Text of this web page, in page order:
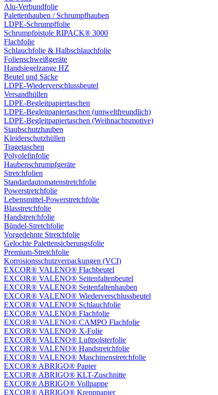
Alu-Verbundfolie
Palettenhauben / Schrumpfhauben
LDPE-Schrumpffolie
Schrumpfpistole RIPACK® 3000
Flachfolie
Schlauchfolie & Halbschlauchfolie
Folienschweißgeräte
Handsiegelzange HZ
Beutel und Säcke
LDPE-Wiederverschlussbeutel
Versandhüllen
LDPE-Begleitpapiertaschen
LDPE-Begleitpapiertaschen (umweltfreundlich)
LDPE-Begleitpapiertaschen (Weihnachtsmotive)
Staubschutzhauben
Kleiderschutzhüllen
Tragetaschen
Polyolefinfolie
Haubenschrumpfgeräte
Stretchfolien
Standardautomatenstretchfolie
Powerstretchfolie
Lebensmittel-Powerstretchfolie
Blasstretchfolie
Handstretchfolie
Bündel-Stretchfolie
Vorgedehnte Stretchfolie
Gelochte Palettensicherungsfolie
Premium-Stretchfolie
Korrosionsschutzverpackungen (VCI)
EXCOR® VALENO® Flachbeutel
EXCOR® VALENO® Seitenfaltenbeutel
EXCOR® VALENO® Seitenfaltenhauben
EXCOR® VALENO® Wiederverschlussbeutel
EXCOR® VALENO® Schlauchfolie
EXCOR® VALENO® Flachfolie
EXCOR® VALENO® CAMPO Flachfolie
EXCOR® VALENO® X-Folie
EXCOR® VALENO® Luftpolsterfolie
EXCOR® VALENO® Handstretchfolie
EXCOR® VALENO® Maschinenstretchfolie
EXCOR® ABRIGO® Papier
EXCOR® ABRIGO® KLT-Zuschnitte
EXCOR® ABRIGO® Vollpappe
EXCOR® ABRIGO® Krepppapier